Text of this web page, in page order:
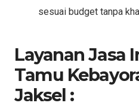
sesuai budget tanpa
Layanan Jasa
Tamu
Jaksel :